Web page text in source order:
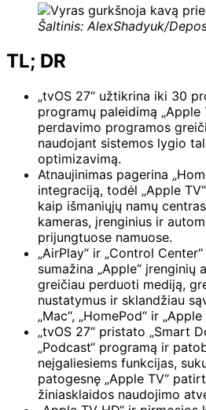
Šaltinis: AlexShadyuk/
TL; DR
„tvOS 27“ užtikrina iki 30
programų paleidimą „Apple
perdavimo programos
naudojant sistemos lygio
optimizavimą.
Atnaujinimas pagerina
integraciją, todėl „Apple
kaip išmaniųjų namų
kameras, įrenginius ir
prijungtuose namuose.
„AirPlay“ ir „Control
sumažina „Apple“ įrenginių
greičiau perduoti mediją,
nustatymus ir sklandžiau
„Mac“, „HomePod“ ir „Apple
„tvOS 27“ pristato „Smart
„Podcast“ programą ir
neįgaliesiems funkcijas,
patogesnę „Apple TV“
žiniasklaidos naudojimo